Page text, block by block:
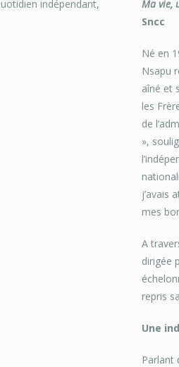
Ma vie,
Sncc
Né en
Nsapu
aîné et
les
de
»,
j’avais
mes
A
dirigée
repris
Une
Parlant